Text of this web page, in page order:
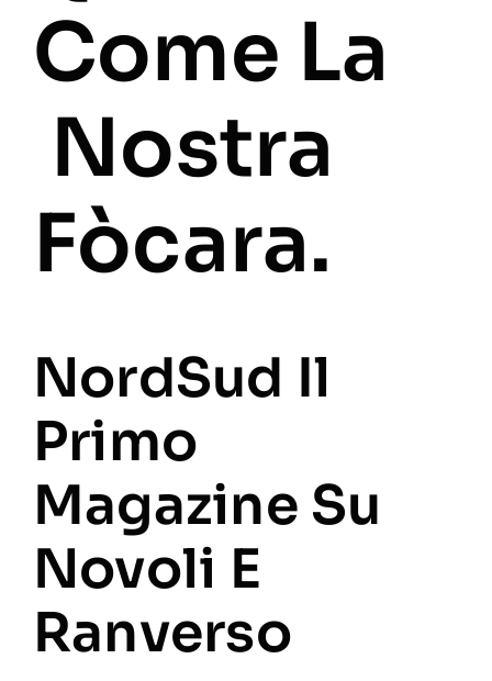
Come La
Nostra
Fòcara.
NordSud Il
Primo
Magazine Su
Novoli E
Ranverso